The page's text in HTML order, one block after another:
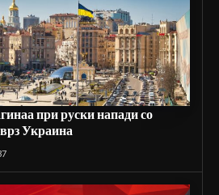
при руски напади со
Украина